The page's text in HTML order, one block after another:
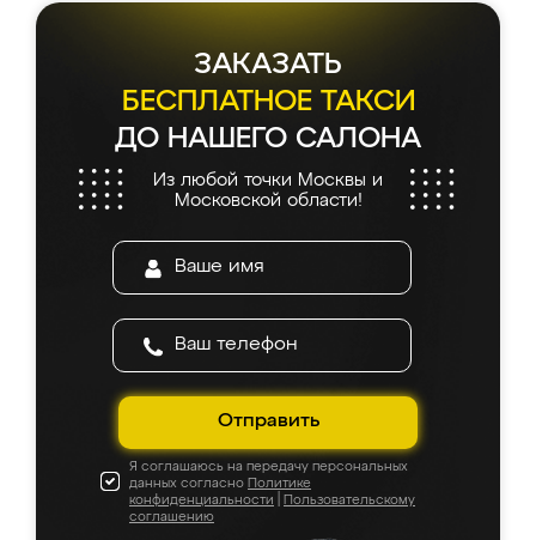
ЗАКАЗАТЬ
БЕСПЛАТНОЕ ТАКСИ
ДО НАШЕГО САЛОНА
Из любой точки Москвы и
Московской области!
Отправить
Я соглашаюсь на передачу персональных
данных согласно Политике
конфиденциальности
Пользовательскому
соглашению